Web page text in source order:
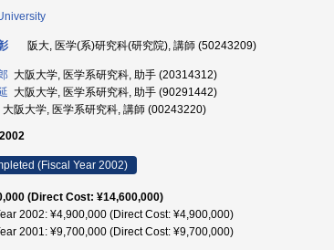
阪大, 医学(系)研究科(研究院), 講師 (50243209)
大阪大学, 医学系研究科, 助手 (20314312)
大阪大学, 医学系研究科, 助手 (90291442)
大阪大学, 医学系研究科, 講師 (00243220)
(Fiscal Year 2002)
(Direct Cost: ¥14,600,000)
2002: ¥4,900,000 (Direct Cost: ¥4,900,000)
2001: ¥9,700,000 (Direct Cost: ¥9,700,000)